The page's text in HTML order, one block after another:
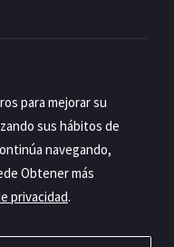
un modelo global
presente en siete
para mejorar su
sus hábitos de
navegando,
Obtener más
privacidad.